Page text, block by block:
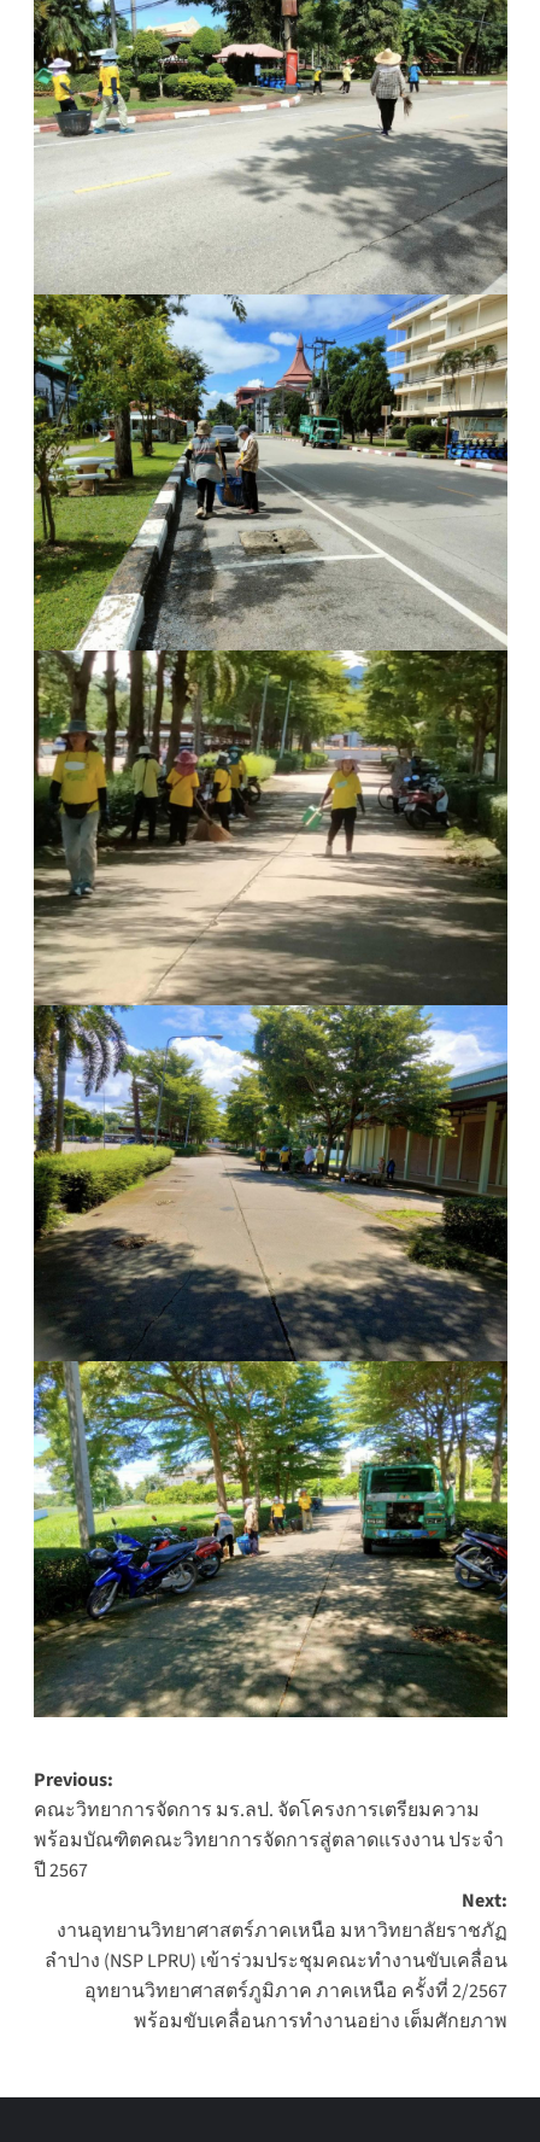
Post
navigation
Previous:
คณะวิทยาการจัดการ มร.ลป. จัดโครงการเตรียมความ
พร้อมบัณฑิตคณะวิทยาการจัดการสู่ตลาดแรงงาน ประจำ
ปี 2567
Next:
งานอุทยานวิทยาศาสตร์ภาคเหนือ มหาวิทยาลัยราชภัฏ
ลำปาง (NSP LPRU) เข้าร่วมประชุมคณะทำงานขับเคลื่อน
อุทยานวิทยาศาสตร์ภูมิภาค ภาคเหนือ ครั้งที่ 2/2567
พร้อมขับเคลื่อนการทำงานอย่าง เต็มศักยภาพ